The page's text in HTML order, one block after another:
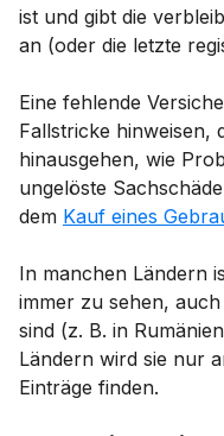
ist und gibt die
an (oder die letzte
Eine fehlende
Fallstricke hinweisen,
hinausgehen, wie
ungelöste
dem Kauf eines
In manchen Ländern
immer zu sehen,
sind (z. B. in
Ländern wird sie nur
Einträge finden.